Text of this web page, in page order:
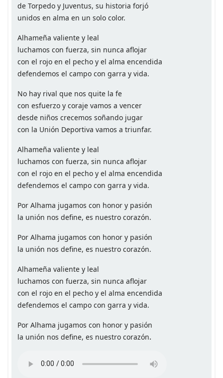
de Torpedo y Juventus, su historia forjó
unidos en alma en un solo color.
Alhameña valiente y leal
luchamos con fuerza, sin nunca aflojar
con el rojo en el pecho y el alma encendida
defendemos el campo con garra y vida.
No hay rival que nos quite la fe
con esfuerzo y coraje vamos a vencer
desde niños crecemos soñando jugar
con la Unión Deportiva vamos a triunfar.
Alhameña valiente y leal
luchamos con fuerza, sin nunca aflojar
con el rojo en el pecho y el alma encendida
defendemos el campo con garra y vida.
Por Alhama jugamos con honor y pasión
la unión nos define, es nuestro corazón.
Por Alhama jugamos con honor y pasión
la unión nos define, es nuestro corazón.
Alhameña valiente y leal
luchamos con fuerza, sin nunca aflojar
con el rojo en el pecho y el alma encendida
defendemos el campo con garra y vida.
Por Alhama jugamos con honor y pasión
la unión nos define, es nuestro corazón.